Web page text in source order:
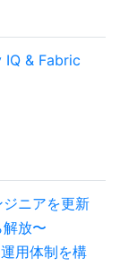
& Fabric
ジニアを更新
放〜
用体制を構